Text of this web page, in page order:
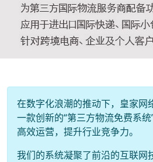
在数字化浪潮的推动下，皇家网
一款创新的“第三方物流免费系
高效运营，提升行业竞争力。
我们的系统凝聚了前沿的互联网